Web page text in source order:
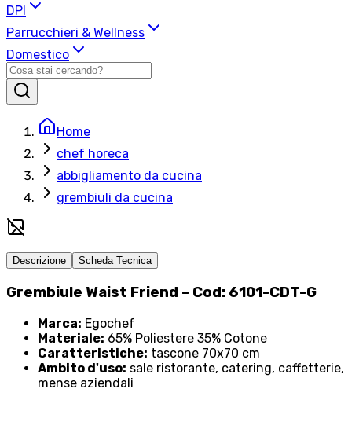
DPI
Parrucchieri & Wellness
Domestico
Home
chef horeca
abbigliamento da cucina
grembiuli da cucina
Descrizione Scheda Tecnica
Grembiule Waist Friend – Cod: 6101-CDT-G
Marca: Egochef
Materiale: 65% Poliestere 35% Cotone
Caratteristiche: tascone 70x70 cm
Ambito d'uso: sale ristorante, catering, caffetterie,
mense aziendali